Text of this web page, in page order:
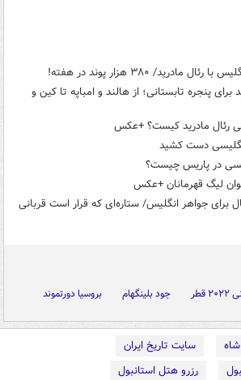
۳۸۰ هزار پوند در هفته!
پنجره تابستانی؛ از هالند و امباپه تا کین و
دست کشید
در پاریس چیست؟
لیگ قهرمانان +عکس
جواهر انگلیس/ ستاره‌ای که قرار است قربانی
جود بلینگهام بروسیا دورتموند
سایت تاریخ ایران
رزرو هتل استانبول